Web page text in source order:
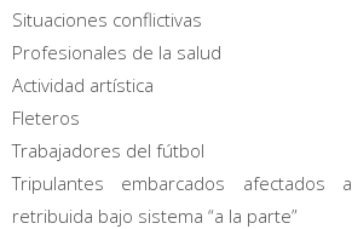
Situaciones conflictivas
Profesionales de la salud
Actividad artística
Fleteros
Trabajadores del fútbol
Tripulantes embarcados
retribuida bajo sistema “a la parte”